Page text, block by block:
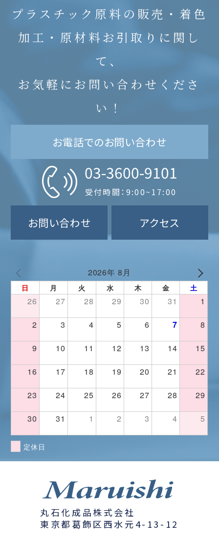
プラスチック原料の販売・着色
加工・原材料お引取りに関し
て、
お気軽にお問い合わせくださ
い！
お電話でのお問い合わせ
03-3600-9101
受付時間：9:00~17:00
お問い合わせ アクセス
2026年 8月
日 月 火 水 木 金 土
26 27 28 29 30 31 1
2 3 4 5 6 7 8
9 10 11 12 13 14 15
16 17 18 19 20 21 22
23 24 25 26 27 28 29
30 31 1 2 3 4 5
定休日
丸石化成品株式会社
東京都葛飾区西水元4-13-12